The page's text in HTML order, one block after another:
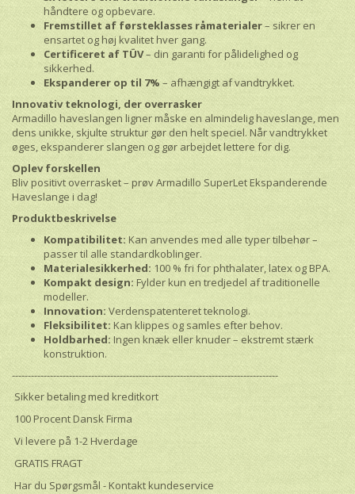
håndtere og opbevare.
Fremstillet af førsteklasses råmaterialer– sikrer en
ensartet og høj kvalitet hver gang.
Certificeret af TÜV– din garanti for pålidelighed og
sikkerhed.
Ekspanderer op til 7% – afhængigt af vandtrykket.
Innovativ teknologi, der overrasker
Armadillo haveslangen ligner måske en almindelig haveslange, men
dens unikke, skjulte struktur gør den helt speciel. Når vandtrykket
øges, ekspanderer slangen og gør arbejdet lettere for dig.
Oplev forskellen
Bliv positivt overrasket – prøv Armadillo SuperLet Ekspanderende
Haveslange i dag!
Produktbeskrivelse
Kompatibilitet: Kan anvendes med alle typer tilbehør –
passer til alle standardkoblinger.
Materialesikkerhed: 100 % fri for phthalater, latex og BPA.
Kompakt design: Fylder kun en tredjedel af traditionelle
modeller.
Innovation: Verdenspatenteret teknologi.
Fleksibilitet: Kan klippes og samles efter behov.
Holdbarhed: Ingen knæk eller knuder – ekstremt stærk
konstruktion.
------------------------------------------------------------------------------------
Sikker betaling med kreditkort
100 Procent Dansk Firma
Vi levere på 1-2 Hverdage
GRATIS FRAGT
Har du Spørgsmål - Kontakt kundeservice